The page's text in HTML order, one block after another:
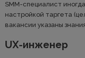
SMM-специалист
настройкой таргета
вакансии указаны
UX-инженер